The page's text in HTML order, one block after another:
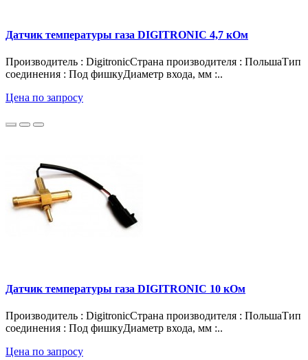
Датчик температуры газа DIGITRONIC 4,7 кОм
Производитель : DigitronicСтрана производителя : ПольшаТип
соединения : Под фишкуДиаметр входа, мм :..
Цена по запросу
Датчик температуры газа DIGITRONIC 10 кОм
Производитель : DigitronicСтрана производителя : ПольшаТип
соединения : Под фишкуДиаметр входа, мм :..
Цена по запросу